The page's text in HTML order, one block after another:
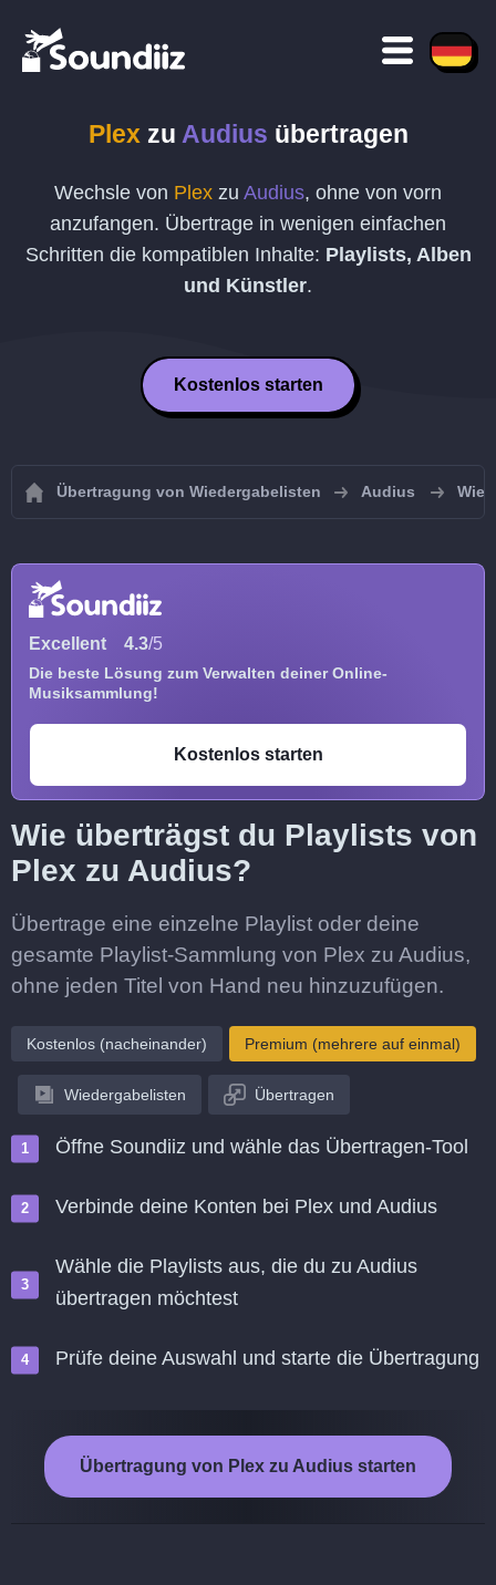
Plex zu Audius übertragen
Wechsle von Plex zu Audius, ohne von vorn
anzufangen. Übertrage in wenigen einfachen
Schritten die kompatiblen Inhalte: Playlists, Alben
und Künstler.
Kostenlos starten
Übertragung von Wiedergabelisten Audius
Excellent 4.3/5
Die beste Lösung zum Verwalten deiner Online-
Musiksammlung!
Kostenlos starten
Wie überträgst du Playlists von
Plex zu Audius?
Übertrage eine einzelne Playlist oder deine
gesamte Playlist-Sammlung von Plex zu Audius,
ohne jeden Titel von Hand neu hinzuzufügen.
Kostenlos (nacheinander) Premium (mehrere auf einmal)
Wiedergabelisten Übertragen
Öffne Soundiiz und wähle das Übertragen-Tool
Verbinde deine Konten bei Plex und Audius
Wähle die Playlists aus, die du zu Audius
übertragen möchtest
Prüfe deine Auswahl und starte die Übertragung
Übertragung von Plex zu Audius starten